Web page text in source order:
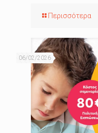
Περισσότερα
06/02/2026